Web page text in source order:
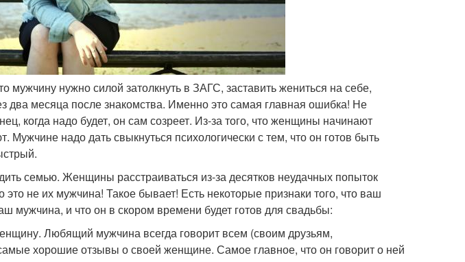
нужно силой затолкнуть в ЗАГС, заставить жениться на себе,
два месяца после знакомства. Именно это самая главная ошибка! Не
когда надо будет, он сам созреет. Из-за того, что женщины начинают
Мужчине надо дать свыкнуться психологически с тем, что он готов быть
семью. Женщины расстраиваться из-за десятков неудачных попыток
не их мужчина! Такое бывает! Есть некоторые признаки того, что ваш
мужчина, и что он в скором времени будет готов для свадьбы:
Любящий мужчина всегда говорит всем (своим друзьям,
хорошие отзывы о своей женщине. Самое главное, что он говорит о ней